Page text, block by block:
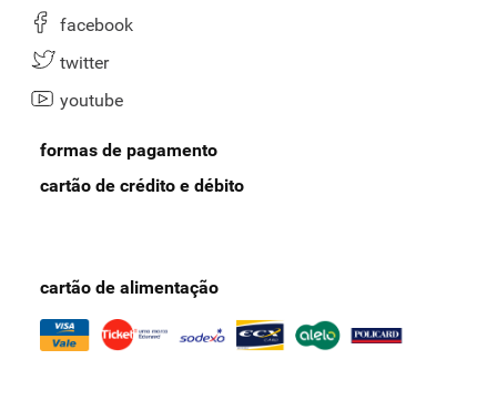
facebook
twitter
youtube
formas de pagamento
cartão de crédito e débito
cartão de alimentação